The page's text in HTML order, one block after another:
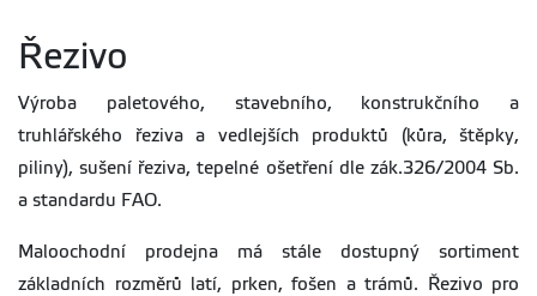
Řezivo
Výroba paletového, stavebního, konstrukčního a
truhlářského řeziva a vedlejších produktů (kůra, štěpky,
piliny), sušení řeziva, tepelné ošetření dle zák.326/2004 Sb.
a standardu FAO.
Maloochodní prodejna má stále dostupný sortiment
základních rozměrů latí, prken, fošen a trámů. Řezivo pro